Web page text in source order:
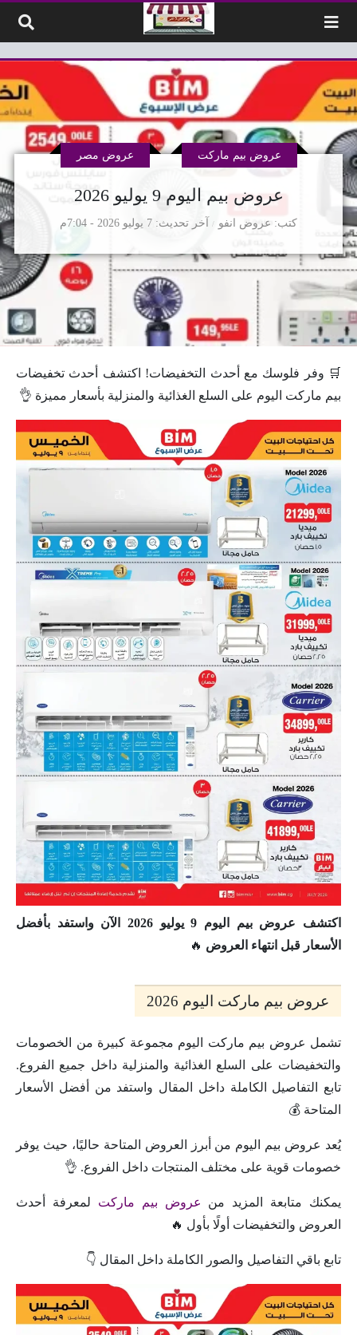
عروض بيم اليوم 9 يوليو 2026
كتب عروض انفو
عروض بيم ماركت عروض مصر
آخر تحديث 7 يوليو 2026 - 7:04م
🛒 وفر فلوسك مع أحدث التخفيضات! اكتشف أحدث تخفيضات
بيم ماركت اليوم على السلع الغذائية والمنزلية بأسعار مميزة 👌
اكتشف عروض بيم اليوم 9 يوليو 2026 الآن واستفد بأفضل
الأسعار قبل انتهاء العروض 🔥
عروض بيم ماركت اليوم 2026
تشمل عروض بيم ماركت اليوم مجموعة كبيرة من الخصومات
والتخفيضات على السلع الغذائية والمنزلية داخل جميع الفروع.
تابع التفاصيل الكاملة داخل المقال واستفد من أفضل الأسعار
المتاحة 💰
يُعد عروض بيم اليوم من أبرز العروض المتاحة حاليًا، حيث يوفر
خصومات قوية على مختلف المنتجات داخل الفروع. 👌
يمكنك متابعة المزيد من عروض بيم ماركت لمعرفة أحدث
العروض والتخفيضات أولًا بأول 🔥
تابع باقي التفاصيل والصور الكاملة داخل المقال 👇